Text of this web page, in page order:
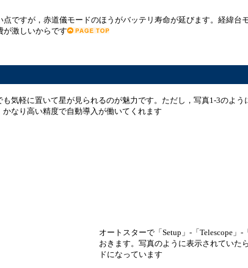
点ですが，赤道儀モードのほうがバッテリ寿命が延びます。経緯台
が激しいからです
気軽に置いて星が見られるのが魅力です。ただし，写真1-3のよう
なり高い精度で自動導入が働いてくれます
オートスターで「Setup」-「Telescope
おきます。写真のように表示されていた
ドになっています